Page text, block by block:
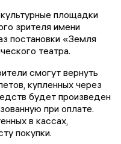
площадки
зрителя имени
постановки «Земля
театра.
смогут вернуть
купленных через
будет произведен
при оплате.
в кассах,
покупки.